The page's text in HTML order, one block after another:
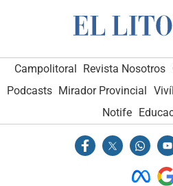
Campolitoral Revista Nosotros
Podcasts Mirador Provincial
Notife